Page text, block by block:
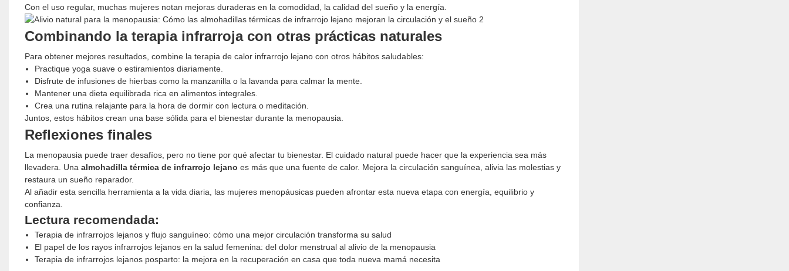
Con el uso regular, muchas mujeres notan mejoras duraderas en la comodidad, la calidad del sueño y la energía.
Combinando la terapia infrarroja con otras prácticas naturales
Para obtener mejores resultados, combine la terapia de calor infrarrojo lejano con otros hábitos saludables:
Practique yoga suave o estiramientos diariamente.
Disfrute de infusiones de hierbas como la manzanilla o la lavanda para calmar la mente.
Mantener una dieta equilibrada rica en alimentos integrales.
Crea una rutina relajante para la hora de dormir con lectura o meditación.
Juntos, estos hábitos crean una base sólida para el bienestar durante la menopausia.
Reflexiones finales
La menopausia puede traer desafíos, pero no tiene por qué afectar tu bienestar. El cuidado natural puede hacer que la experiencia sea más
llevadera. Una almohadilla térmica de infrarrojo lejano es más que una fuente de calor. Mejora la circulación sanguínea, alivia las molestias y
restaura un sueño reparador.
Al añadir esta sencilla herramienta a la vida diaria, las mujeres menopáusicas pueden afrontar esta nueva etapa con energía, equilibrio y
confianza.
Lectura recomendada:
Terapia de infrarrojos lejanos y flujo sanguíneo: cómo una mejor circulación transforma su salud
El papel de los rayos infrarrojos lejanos en la salud femenina: del dolor menstrual al alivio de la menopausia
Terapia de infrarrojos lejanos posparto: la mejora en la recuperación en casa que toda nueva mamá necesita